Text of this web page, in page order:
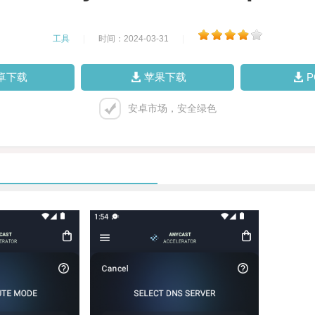
工具 时间：2024-03-31
下载 苹果下载
安卓市场，安全绿色